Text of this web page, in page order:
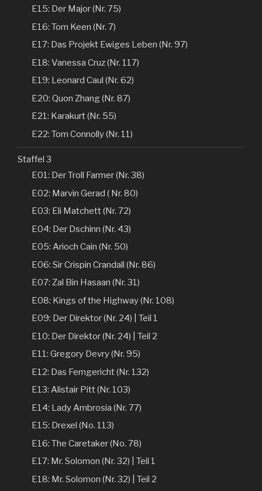
E15: Der Major (Nr. 75)
E16: Tom Keen (Nr. 7)
E17: Das Projekt Ewiges Leben (Nr. 97)
E18: Vanessa Cruz (Nr. 117)
E19: Leonard Caul (Nr. 62)
E20: Quon Zhang (Nr. 87)
E21: Karakurt (Nr. 55)
E22: Tom Connolly (Nr. 11)
Staffel 3
E01: Der Troll Farmer (Nr. 38)
E02: Marvin Gerad ( Nr. 80)
E03: Eli Matchett (Nr. 72)
E04: Der Dschinn (Nr. 43)
E05: Arioch Cain (Nr. 50)
E06: Sir Crispin Crandall (Nr. 86)
E07: Zal Bin Hasaan (Nr. 31)
E08: Kings of the Highway (Nr. 108)
E09: Der Direktor (Nr. 24) | Teil 1
E10: Der Direktor (Nr. 24) | Teil 2
E11: Gregory Devry (Nr. 95)
E12: Das Femgericht (Nr. 132)
E13: Alistair Pitt (Nr. 103)
E14: Lady Ambrosia (Nr. 77)
E15: Drexel (No. 113)
E16: The Caretaker (No. 78)
E17: Mr. Solomon (Nr. 32) | Teil 1
E18: Mr. Solomon (Nr. 32) | Teil 2